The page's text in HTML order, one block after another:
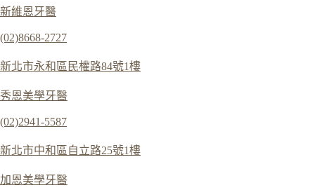
新維恩牙醫
(02)8668-2727
新北市永和區民權路84號1樓
秀恩美學牙醫
(02)2941-5587
新北市中和區自立路25號1樓
加恩美學牙醫